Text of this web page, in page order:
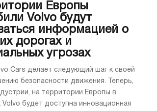
Европы
Volvo будут
информацией о
дорогах и
угрозах
Cars делает следующий шаг к своей
безопасности движения. Теперь,
на территории Европы в
Volvo будет доступна инновационная